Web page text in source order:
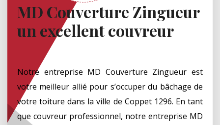
MD Couverture Zingueur
un excellent couvreur
Notre entreprise MD Couverture Zingueur est
votre meilleur allié pour s’occuper du bâchage de
votre toiture dans la ville de Coppet 1296. En tant
que couvreur professionnel, notre entreprise MD